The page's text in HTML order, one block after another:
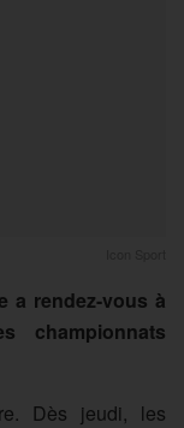
a rendez-vous à
championnats
Dès jeudi, les